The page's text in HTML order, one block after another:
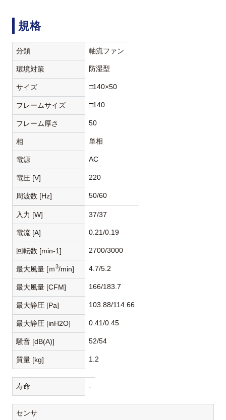
規格
分類 軸流ファン
環境対策 防湿型
サイズ □140×50
フレームサイズ □140
フレーム厚さ 50
相 単相
電源 AC
電圧 [V] 220
周波数 [Hz] 50/60
入力 [W] 37/37
電流 [A] 0.21/0.19
回転数 [min-1] 2700/3000
最大風量 [ｍ3/min] 4.7/5.2
最大風量 [CFM] 166/183.7
最大静圧 [Pa] 103.88/114.66
最大静圧 [inH2O] 0.41/0.45
騒音 [dB(A)] 52/54
質量 [kg] 1.2
寿命 -
センサ